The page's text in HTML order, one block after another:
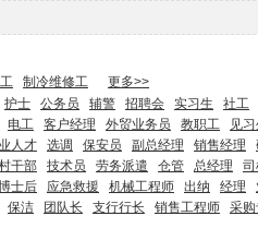
制冷维修工
更多>>
护士 公务员 辅警 招聘会 实习生 社工
电工 客户经理 外贸业务员 教职工 见
人才 选调 保安员 副总经理 销售经理
干部 技术员 劳务派遣 仓管 总经理
士后 应急救援 机械工程师 出纳 经理
保洁 团队长 支行行长 销售工程师 采购